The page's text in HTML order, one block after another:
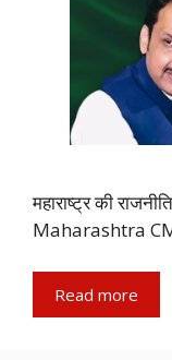
महाराष्ट्र की
Maharashtra
Read more